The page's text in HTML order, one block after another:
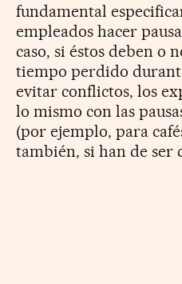
fundamental
empleados hacer
caso, si éstos deben o
tiempo perdido
evitar conflictos, los
lo mismo con las
(por ejemplo, para
también, si han de ser